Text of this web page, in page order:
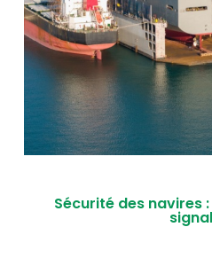
Sécurité des navires